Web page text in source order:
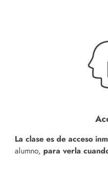
La clase es de acceso
alumno, para verla